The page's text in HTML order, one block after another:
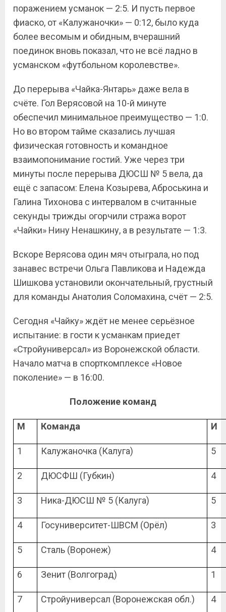
поражением усманок — 2:5. И пусть первое
фиаско, от «Калужаночки» — 0:12, было куда
более весомым и обидным, вчерашний
поединок вновь показал, что не всё ладно в
усманском «футбольном королевстве».
До перерыва «Чайка-Янтарь» даже вела в
счёте. Гол Верясовой на 10-й минуте
обеспечил минимальное преимущество — 1:0.
Но во втором тайме сказались лучшая
физическая готовность и командное
взаимопонимание гостий. Уже через три
минуты после перерыва ДЮСШ № 5 вела, да
ещё с запасом: Елена Козырева, Аброськина и
Галина Тихонова с интервалом в считанные
секунды трижды огорчили стража ворот
«Чайки» Нину Ненашкину, а в результате — 1:3.
Вскоре Верясова один мяч отыграла, но под
занавес встречи Ольга Павликова и Надежда
Шишкова установили окончательный, грустный
для команды Анатолия Соломахина, счёт — 2:5.
Сегодня «Чайку» ждёт не менее серьёзное
испытание: в гости к усманкам приедет
«Стройуниверсал» из Воронежской области.
Начало матча в спорткомплексе «Новое
поколение» — в 16:00.
Положение команд
М Команда И
1 Калужаночка (Калуга) 5
2 ДЮСФШ (Губкин) 4
3 Ника-ДЮСШ № 5 (Калуга) 5
4 Госуниверситет-ШВСМ (Орёл) 3
5 Сталь (Воронеж) 4
6 Зенит (Волгоград) 1
7 Стройуниверсал (Воронежская обл.) 4